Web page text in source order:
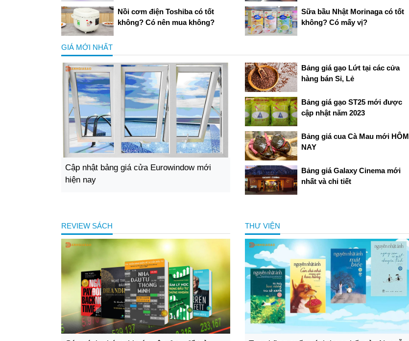
Nồi cơm điện Toshiba có tốt
không? Có nên mua không?
Sữa bầu Nhật Morinaga có tốt
không? Có mấy vị?
GIÁ MỚI NHẤT
Cập nhật bảng giá cửa Eurowindow mới
hiện nay
Bảng giá gạo Lứt tại các cửa
hàng bán Sỉ, Lẻ
Bảng giá gạo ST25 mới được
cập nhật năm 2023
Bảng giá cua Cà Mau mới HÔM
NAY
Bảng giá Galaxy Cinema mới
nhất và chi tiết
REVIEW SÁCH THƯ VIỆN